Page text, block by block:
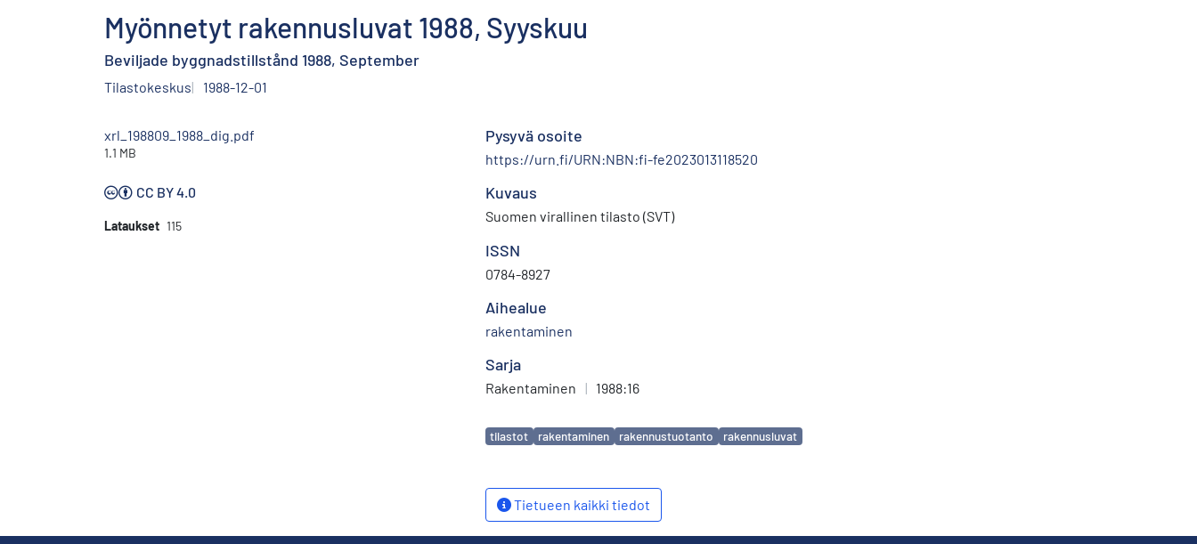
Myönnetyt rakennusluvat 1988, Syyskuu
Beviljade byggnadstillstånd 1988, September
Tilastokeskus 1988-12-01
xrl_198809_1988_dig.pdf
1.1 MB
CC BY 4.0
Lataukset 115
Pysyvä osoite
https://urn.fi/URN:NBN:fi-fe2023013118520
Kuvaus
Suomen virallinen tilasto (SVT)
ISSN
0784-8927
Aihealue
rakentaminen
Sarja
Rakentaminen | 1988:16
Avainsanat
tilastot rakentaminen rakennustuotanto rakennusluvat
Tietueen kaikki tiedot